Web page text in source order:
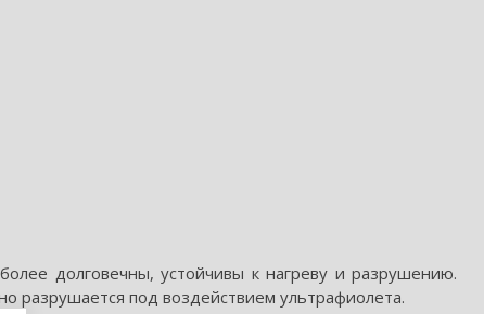
долговечны, устойчивы к нагреву и разрушению.
разрушается под воздействием ультрафиолета.